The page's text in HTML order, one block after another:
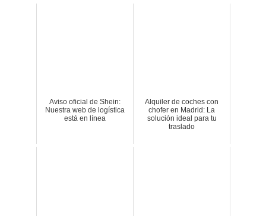
Aviso oficial de Shein:
Nuestra web de logística
está en línea
Alquiler de coches con
chofer en Madrid: La
solución ideal para tu
traslado